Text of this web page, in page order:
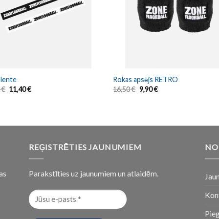
€ 11,40€
Rokas apsējs RETRO
16,50€ 9,90€
REĢISTRĒTIES JAUNUMIEM
Parakstīties uz jaunumiem un atlaidēm.